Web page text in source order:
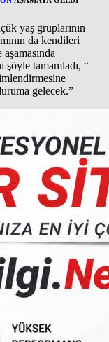
yaş gruplarının
da kendileri
şöyle tamamladı, “
gelecek.”